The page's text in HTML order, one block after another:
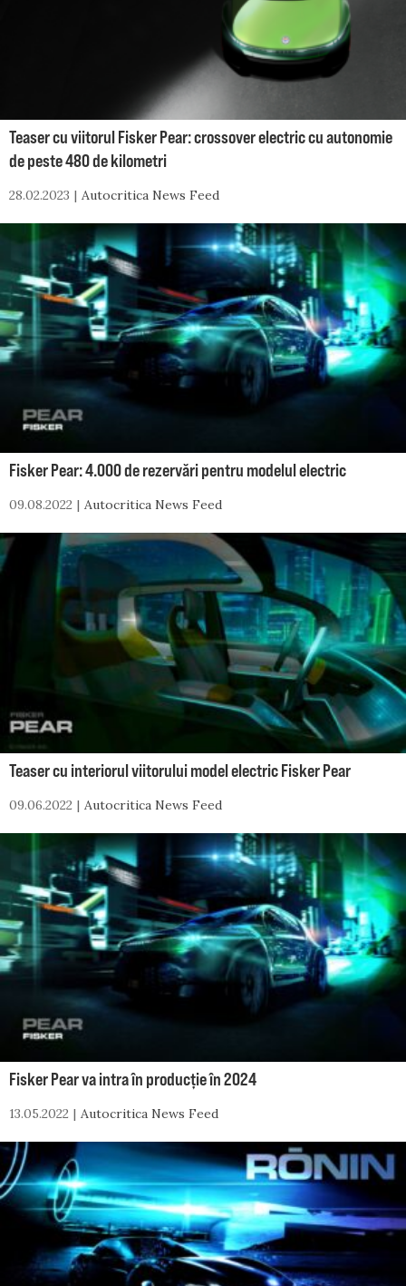
Teaser cu viitorul Fisker Pear: crossover electric cu autonomie
de peste 480 de kilometri
28.02.2023 Autocritica News Feed
Fisker Pear: 4.000 de rezervări pentru modelul electric
09.08.2022 Autocritica News Feed
Teaser cu interiorul viitorului model electric Fisker Pear
09.06.2022 Autocritica News Feed
Fisker Pear va intra în producție în 2024
13.05.2022 Autocritica News Feed